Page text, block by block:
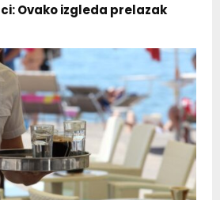
Ovako izgleda prelazak